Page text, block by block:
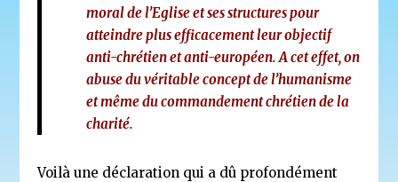
moral de l’Eglise et ses structures pour
atteindre plus efficacement leur objectif
anti-chrétien et anti-européen. A cet effet, on
abuse du véritable concept de l’humanisme
et même du commandement chrétien de la
charité.
Voilà une déclaration qui a dû profondément